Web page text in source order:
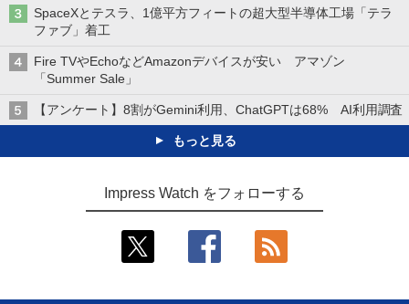
SpaceXとテスラ、1億平方フィートの超大型半導体工場「テラ
ファブ」着工
Fire TVやEchoなどAmazonデバイスが安い アマゾン
「Summer Sale」
【アンケート】8割がGemini利用、ChatGPTは68% AI利用調査
もっと見る
Impress Watch をフォローする